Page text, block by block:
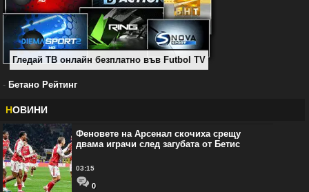
Гледай ТВ онлайн безплатно във Futbol TV
- Бетано Рейтинг
НОВИНИ
Феновете на Арсенал скочиха срещу
двама играчи след загубата от Бетис
03:15
0